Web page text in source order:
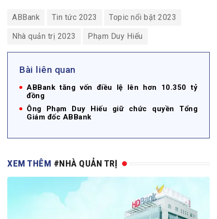
ABBank Tin tức 2023 Topic nổi bật 2023
Nhà quản trị 2023 Phạm Duy Hiếu
Bài liên quan
ABBank tăng vốn điều lệ lên hơn 10.350 tỷ
đồng
Ông Phạm Duy Hiếu giữ chức quyền Tổng
Giám đốc ABBank
XEM THÊM #NHÀ QUẢN TRỊ